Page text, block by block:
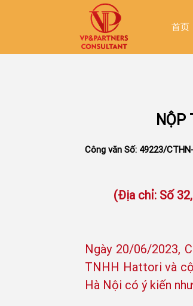
首页
NỘP
Công văn Số: 49223/
(Địa chỉ: Số
Ngày 20/06/2023,
TNHH Hattori và
Hà Nội có ý kiến